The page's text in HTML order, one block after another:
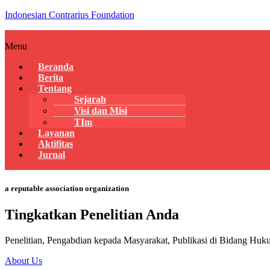
Indonesian Contrarius Foundation
Menu
Beranda
Berita
Tentang
Sejarah
Visi dan Misi
TIm
Layanan
Aktifitas
Jurnal
a reputable association organization
Tingkatkan Penelitian Anda
Penelitian, Pengabdian kepada Masyarakat, Publikasi di Bidang
About Us